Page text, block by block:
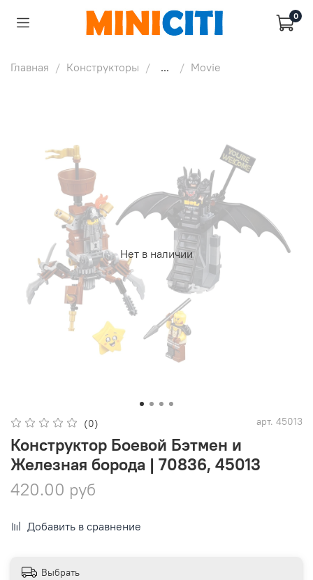
0
Главная Конструкторы ... Movie
Нет в наличии
(0) арт. 45013
Конструктор Боевой Бэтмен и
Железная борода | 70836, 45013
420.00 руб
Добавить в сравнение
Выбрать